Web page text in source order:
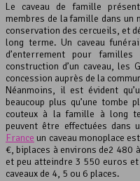
Le caveau de famille
membres de la famille dans un
conservation des cercueils, et
long terme. Un caveau
d’enterrement pour
construction d’un caveau, les
concession auprès de la
Néanmoins, il est évident
beaucoup plus qu’une
couteux à la famille à long
peuvent être effectuées dans
France un caveau monoplace
€, biplaces à environs de2 480
et peu atteindre 3 550 euros
caveaux de 4, 5 ou 6 places.